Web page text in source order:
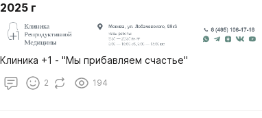
2025 г
Клиника +1 - "Мы прибавляем счастье"
2 194